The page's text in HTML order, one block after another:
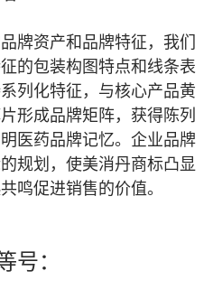
牌资产和品牌特征，我们
的包装构图特点和线条表
列化特征，与核心产品黄
形成品牌矩阵，获得陈列
医药品牌记忆。企业品牌
规划，使美消丹商标凸显
鸣促进销售的价值。
号：